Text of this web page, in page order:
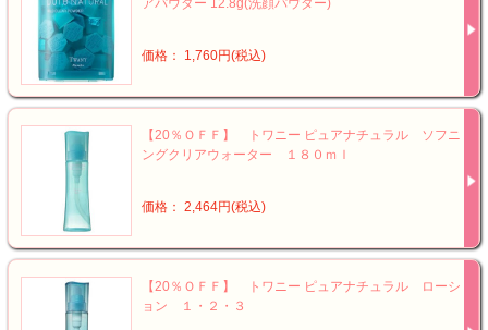
アパウダー 12.8g(洗顔パウダー)
価格： 1,760円(税込)
【20％ＯＦＦ】 トワニー ピュアナチュラル ソフニ
ングクリアウォーター １８０ｍｌ
価格： 2,464円(税込)
【20％ＯＦＦ】 トワニー ピュアナチュラル ローシ
ョン １・２・３